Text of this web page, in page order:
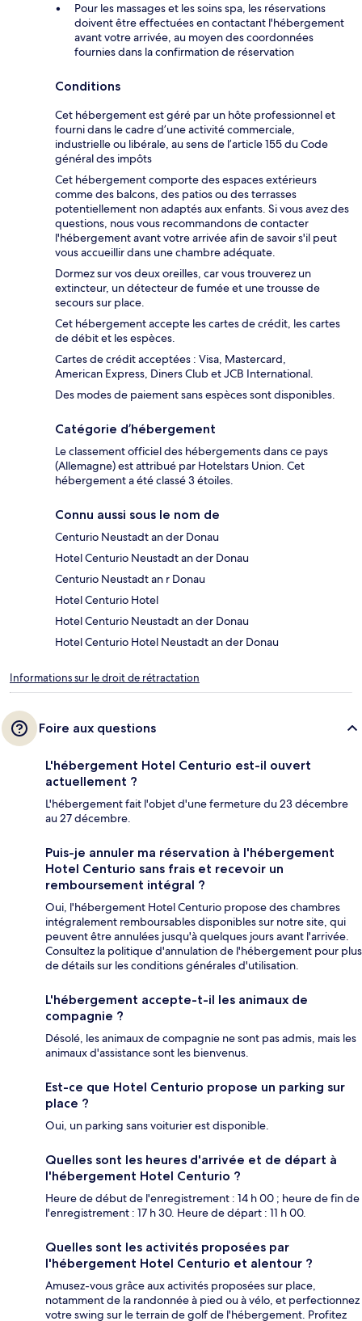
Pour les massages et les soins spa, les réservations
doivent être effectuées en contactant l'hébergement
avant votre arrivée, au moyen des coordonnées
fournies dans la confirmation de réservation
Conditions
Cet hébergement est géré par un hôte professionnel et
fourni dans le cadre d’une activité commerciale,
industrielle ou libérale, au sens de l’article 155 du Code
général des impôts
Cet hébergement comporte des espaces extérieurs
comme des balcons, des patios ou des terrasses
potentiellement non adaptés aux enfants. Si vous avez des
questions, nous vous recommandons de contacter
l'hébergement avant votre arrivée afin de savoir s'il peut
vous accueillir dans une chambre adéquate.
Dormez sur vos deux oreilles, car vous trouverez un
extincteur, un détecteur de fumée et une trousse de
secours sur place.
Cet hébergement accepte les cartes de crédit, les cartes
de débit et les espèces.
Cartes de crédit acceptées : Visa, Mastercard,
American Express, Diners Club et JCB International.
Des modes de paiement sans espèces sont disponibles.
Catégorie d’hébergement
Le classement officiel des hébergements dans ce pays
(Allemagne) est attribué par Hotelstars Union. Cet
hébergement a été classé 3 étoiles.
Connu aussi sous le nom de
Centurio Neustadt an der Donau
Hotel Centurio Neustadt an der Donau
Centurio Neustadt an r Donau
Hotel Centurio Hotel
Hotel Centurio Neustadt an der Donau
Hotel Centurio Hotel Neustadt an der Donau
Informations sur le droit de rétractation
Foire aux questions
L'hébergement Hotel Centurio est-il ouvert
actuellement ?
L'hébergement fait l'objet d'une fermeture du 23 décembre
au 27 décembre.
Puis-je annuler ma réservation à l'hébergement
Hotel Centurio sans frais et recevoir un
remboursement intégral ?
Oui, l'hébergement Hotel Centurio propose des chambres
intégralement remboursables disponibles sur notre site, qui
peuvent être annulées jusqu'à quelques jours avant l'arrivée.
Consultez la politique d'annulation de l'hébergement pour plus
de détails sur les conditions générales d'utilisation.
L'hébergement accepte-t-il les animaux de
compagnie ?
Désolé, les animaux de compagnie ne sont pas admis, mais les
animaux d'assistance sont les bienvenus.
Est-ce que Hotel Centurio propose un parking sur
place ?
Oui, un parking sans voiturier est disponible.
Quelles sont les heures d'arrivée et de départ à
l'hébergement Hotel Centurio ?
Heure de début de l'enregistrement : 14 h 00 ; heure de fin de
l'enregistrement : 17 h 30. Heure de départ : 11 h 00.
Quelles sont les activités proposées par
l'hébergement Hotel Centurio et alentour ?
Amusez-vous grâce aux activités proposées sur place,
notamment de la randonnée à pied ou à vélo, et perfectionnez
votre swing sur le terrain de golf de l'hébergement. Profitez